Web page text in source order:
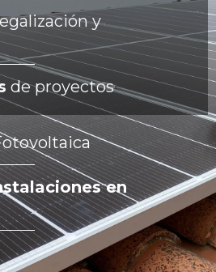
y
de proyectos
en